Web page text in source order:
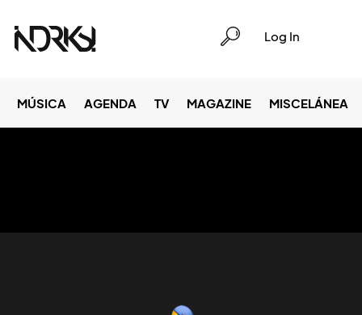
Log In
MÚSICA AGENDA TV MAGAZINE MISCELÁNEA